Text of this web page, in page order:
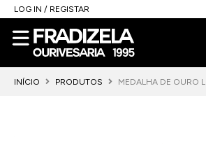
LOG IN / REGISTAR
INÍCIO PRODUTOS MEDALHA DE OURO